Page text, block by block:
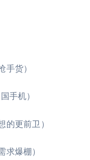
手货）
手机）
更前卫）
爆棚）